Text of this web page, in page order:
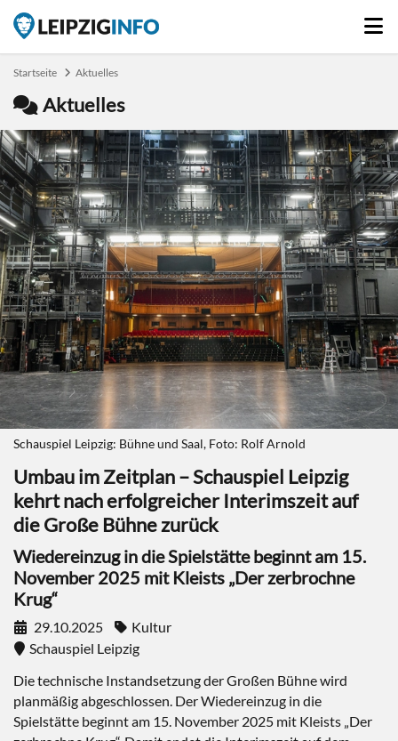
Startseite Aktuelles
Aktuelles
Schauspiel Leipzig: Bühne und Saal, Foto: Rolf Arnold
Umbau im Zeitplan – Schauspiel Leipzig
kehrt nach erfolgreicher Interimszeit auf
die Große Bühne zurück
Wiedereinzug in die Spielstätte beginnt am 15.
November 2025 mit Kleists „Der zerbrochne
Krug“
29.10.2025
Kultur
Schauspiel Leipzig
Die technische Instandsetzung der Großen Bühne wird
planmäßig abgeschlossen. Der Wiedereinzug in die
Spielstätte beginnt am 15. November 2025 mit Kleists „Der